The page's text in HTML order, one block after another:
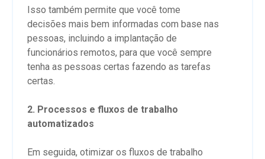
Isso também permite que você tome
decisões mais bem informadas com base nas
pessoas, incluindo a implantação de
funcionários remotos, para que você sempre
tenha as pessoas certas fazendo as tarefas
certas.
2. Processos e fluxos de trabalho
automatizados
Em seguida, otimizar os fluxos de trabalho